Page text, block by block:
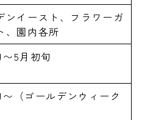
ンイースト、フラワーガ
、園内各所
5月初旬
（ゴールデンウィーク